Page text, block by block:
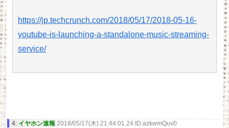
https://jp.techcrunch.com/2018/05/17/2018-05-16-
youtube-is-launching-a-standalone-music-streaming-
service/
4: イヤホン速報 2018/05/17(木) 21:44:01.24 ID:azkwmQuv0